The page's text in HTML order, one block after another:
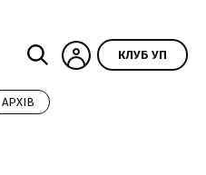
КЛУБ УП
АРХІВ